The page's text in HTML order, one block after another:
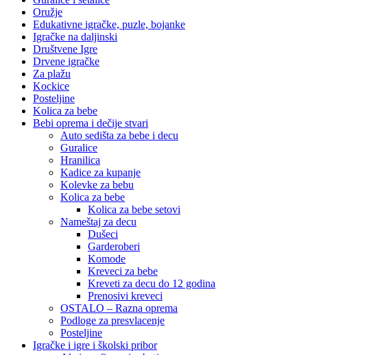
Oružje
Edukativne igračke, puzle, bojanke
Igračke na daljinski
Društvene Igre
Drvene igračke
Za plažu
Kockice
Posteljine
Kolica za bebe
Bebi oprema i dečije stvari
Auto sedišta za bebe i decu
Guralice
Hranilica
Kadice za kupanje
Kolevke za bebu
Kolica za bebe
Kolica za bebe setovi
Nameštaj za decu
Dušeci
Garderoberi
Komode
Kreveci za bebe
Kreveti za decu do 12 godina
Prenosivi kreveci
OSTALO – Razna oprema
Podloge za presvlacenje
Posteljine
Igračke i igre i školski pribor